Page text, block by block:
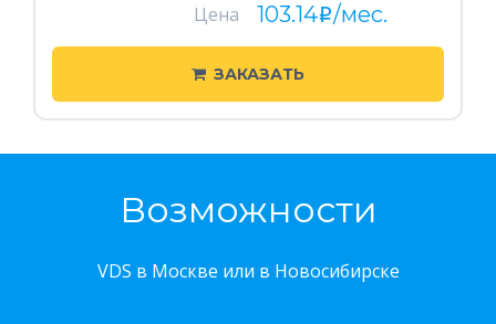
Цена
103.14i/мес.
ЗАКАЗАТЬ
Возможности
VDS в Москве или в Новосибирске